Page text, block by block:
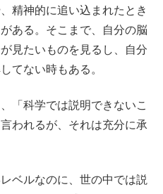
精神的に追い込まれたとき
ある。そこまで、自分の脳
見たいものを見るし、自分
てない時もある。
「科学では説明できないこ
われるが、それは充分に承
ベルなのに、世の中では説